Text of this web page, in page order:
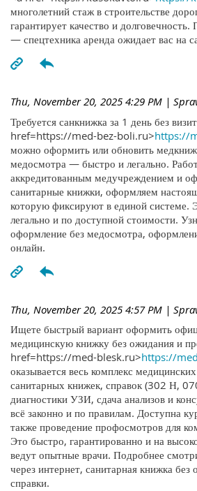
многолетний стаж в строительстве
гарантирует качество и
— спецтехника аренда ожидает вас на
Thu, November 20, 2025 4:29 PM |
Требуется санкнижка за 1 день без
href=https://med-bez-boli.ru>https://
можно оформить или обновить
медосмотра — быстро и легально.
аккредитованным медучреждением и
санитарные книжки, оформляем
которую фиксируют в единой системе.
легально и по доступной стоимости.
оформление без медосмотра,
онлайн.
Thu, November 20, 2025 4:57 PM |
Ищете быстрый вариант оформить
медицинскую книжку без ожидания и
href=https://med-blesk.ru>https://
оказывается весь комплекс
санитарных книжек, справок (302 Н,
диагностики УЗИ, сдача анализов и
всё законно и по правилам. Доступна
также проведение профосмотров для
Это быстро, гарантированно и на
ведут опытные врачи. Подробнее
через интернет, санитарная книжка
справки.